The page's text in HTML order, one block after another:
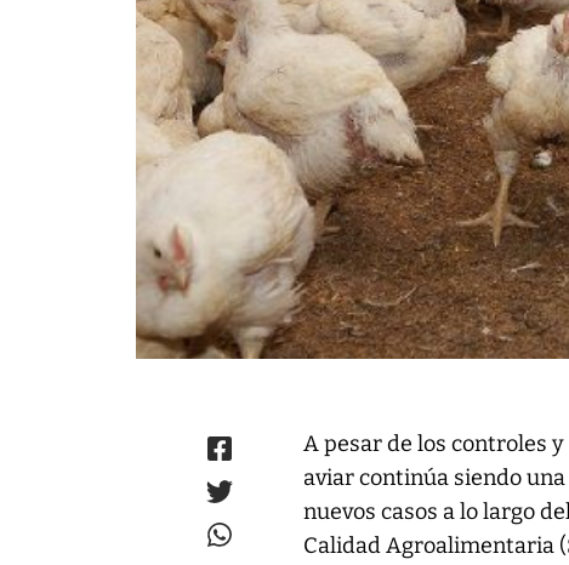
A pesar de los controles
aviar continúa siendo
nuevos casos a lo largo
Calidad Agroalimentaria